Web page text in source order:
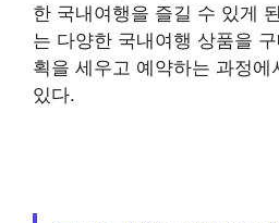
한 국내여행을 즐길 수 있게
는 다양한 국내여행 상품을
획을 세우고 예약하는 과정
있다.